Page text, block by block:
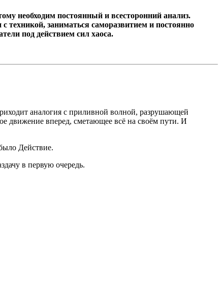
необходим постоянный и всесторонний анализ.
техникой, заниматься саморазвитием и постоянно
под действием сил хаоса.
аналогия с приливной волной, разрушающей
движение вперед, сметающее всё на своём пути. И
Действие.
в первую очередь.